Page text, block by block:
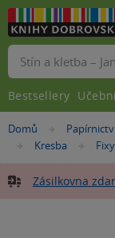
Nacházíte
Domů »
»
Kresba »Fixy
Zásilkovna
Vyhledávání
Bestsellery